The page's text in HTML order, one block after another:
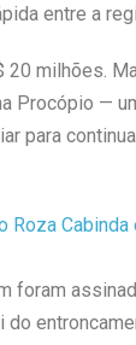
entre a
20 milhões.
Procópio —
para
foram